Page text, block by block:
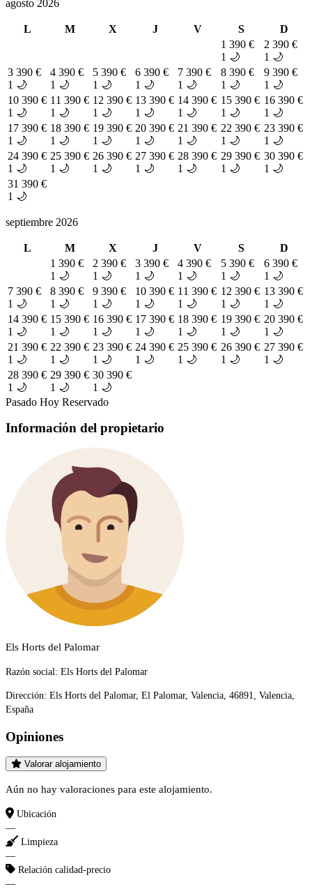
agosto 2026
L M X J V S
D
1 390 €
1 🌙
2 390 €
1 🌙
3 390 €
1 🌙
4 390 €
1 🌙
5 390 €
1 🌙
6 390 €
1 🌙
7 390 €
1 🌙
8 390 €
1 🌙
9 390 €
1 🌙
10 390 €
1 🌙
11 390 €
1 🌙
12 390 €
1 🌙
13 390 €
1 🌙
14 390 €
1 🌙
15 390 €
1 🌙
16 390 €
1 🌙
17 390 €
1 🌙
18 390 €
1 🌙
19 390 €
1 🌙
20 390 €
1 🌙
21 390 €
1 🌙
22 390 €
1 🌙
23 390 €
1 🌙
24 390 €
1 🌙
25 390 €
1 🌙
26 390 €
1 🌙
27 390 €
1 🌙
28 390 €
1 🌙
29 390 €
1 🌙
30 390 €
1 🌙
31 390 €
1 🌙
septiembre 2026
L M X J V S
D
1 390 €
1 🌙
2 390 €
1 🌙
3 390 €
1 🌙
4 390 €
1 🌙
5 390 €
1 🌙
6 390 €
1 🌙
7 390 €
1 🌙
8 390 €
1 🌙
9 390 €
1 🌙
10 390 €
1 🌙
11 390 €
1 🌙
12 390 €
1 🌙
13 390 €
1 🌙
14 390 €
1 🌙
15 390 €
1 🌙
16 390 €
1 🌙
17 390 €
1 🌙
18 390 €
1 🌙
19 390 €
1 🌙
20 390 €
1 🌙
21 390 €
1 🌙
22 390 €
1 🌙
23 390 €
1 🌙
24 390 €
1 🌙
25 390 €
1 🌙
26 390 €
1 🌙
27 390 €
1 🌙
28 390 €
1 🌙
29 390 €
1 🌙
30 390 €
1 🌙
Pasado Hoy Reservado
Información del propietario
Els Horts del Palomar
Razón social: Els Horts del Palomar
Dirección: Els Horts del Palomar, El Palomar, Valencia, 46891, Valencia,
España
Opiniones
Valorar alojamiento
Aún no hay valoraciones para este alojamiento.
Ubicación
—
Limpieza
—
Relación calidad-precio
—